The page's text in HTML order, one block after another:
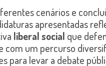
cenários e
apresentadas
liberal social que
com um percurso
para levar a debate